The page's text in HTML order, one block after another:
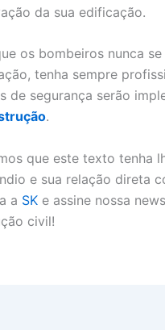
da sua edificação.
os bombeiros nunca
tenha sempre
de segurança serão
.
que este texto tenha
e sua relação direta
a SK e assine nossa
civil!